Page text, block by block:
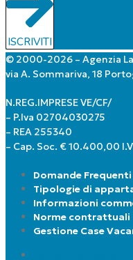
ISCRIVITI
© 2000-2026 – Agenzia
via A. Sommariva, 18
N.REG.IMPRESE VE/CF/
– P.Iva 02704030275
– REA 255340
– Cap. Soc. € 10.400,00
Domande Frequenti
Tipologie di
Informazioni
Norme contrattuali
Gestione Case